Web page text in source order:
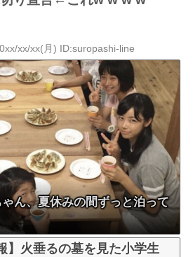
xx/xx(月) ID:suropashi-line
ん、夏休みの間ずっと泊って
】火垂るの墓を見た小学生